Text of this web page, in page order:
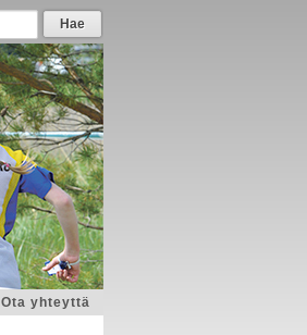
Ota yhteyttä